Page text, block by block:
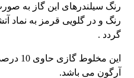
رنگ سیلندرهای این گاز به
رنگ و در گلویی قرمز به نماد
گردد .
آرگون می باشد.